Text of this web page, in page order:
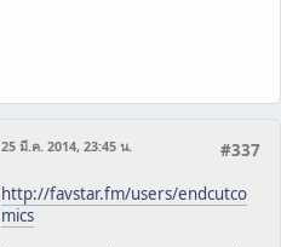
#337
25 มี.ค. 2014, 23:45 น.
http://favstar.fm/users/endcutco
mics